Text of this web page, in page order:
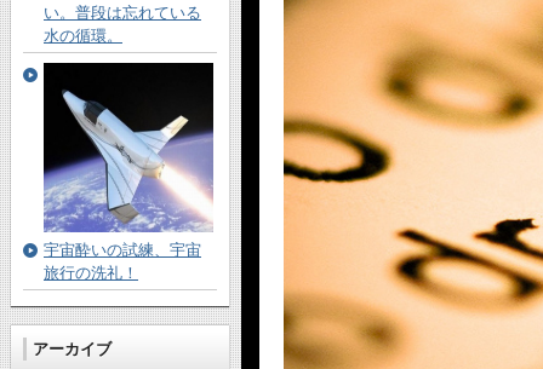
い。普段は忘れている
水の循環。
宇宙酔いの試練、宇宙
旅行の洗礼！
アーカイブ